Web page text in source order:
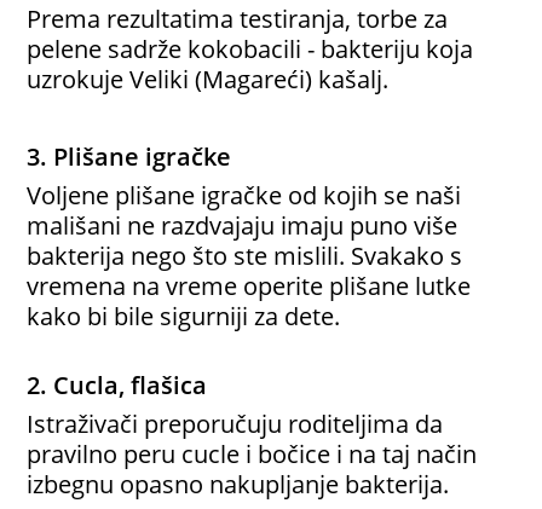
Prema rezultatima testiranja, torbe za
pelene sadrže kokobacili - bakteriju koja
uzrokuje Veliki (Magareći) kašalj.
3. Plišane igračke
Voljene plišane igračke od kojih se naši
mališani ne razdvajaju imaju puno više
bakterija nego što ste mislili. Svakako s
vremena na vreme operite plišane lutke
kako bi bile sigurniji za dete.
2. Cucla, flašica
Istraživači preporučuju roditeljima da
pravilno peru cucle i bočice i na taj način
izbegnu opasno nakupljanje bakterija.